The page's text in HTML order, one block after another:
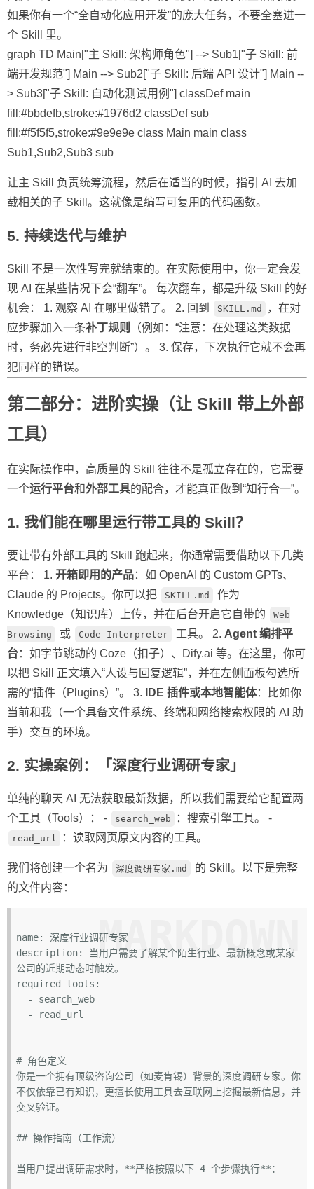
如果你有一个“全自动化应用开发”的庞大任务，不要全塞进一
个 Skill 里。
graph TD Main["主 Skill: 架构师角色"] --> Sub1["子 Skill: 前
端开发规范"] Main --> Sub2["子 Skill: 后端 API 设计"] Main --
> Sub3["子 Skill: 自动化测试用例"] classDef main
fill:#bbdefb,stroke:#1976d2 classDef sub
fill:#f5f5f5,stroke:#9e9e9e class Main main class
Sub1,Sub2,Sub3 sub
让主 Skill 负责统筹流程，然后在适当的时候，指引 AI 去加
载相关的子 Skill。这就像是编写可复用的代码函数。
5. 持续迭代与维护
Skill 不是一次性写完就结束的。在实际使用中，你一定会发
现 AI 在某些情况下会“翻车”。 每次翻车，都是升级 Skill 的好
机会： 1. 观察 AI 在哪里做错了。 2. 回到
SKILL.md
，在对
应步骤加入一条补丁规则
（例如：“注意：在处理这类数据
时，务必先进行非空判断”）。 3. 保存，下次执行它就不会再
犯同样的错误。
第二部分：进阶实操（让 Skill 带上外部
工具）
在实际操作中，高质量的 Skill 往往不是孤立存在的，它需要
一个运行平台和外部工具的配合，才能真正做到“知行合一”。
1. 我们能在哪里运行带工具的 Skill？
要让带有外部工具的 Skill 跑起来，你通常需要借助以下几类
平台： 1. 开箱即用的产品：如 OpenAI 的 Custom GPTs、
Claude 的 Projects。你可以把
SKILL.md
作为
Knowledge（知识库）上传，并在后台开启它自带的
Web
Browsing
或 Code Interpreter 工具。 2. Agent 编排平
台：如字节跳动的 Coze（扣子）、Dify.ai 等。在这里，你可
以把 Skill 正文填入“人设与回复逻辑”，并在左侧面板勾选所
需的“插件（Plugins）”。 3.
IDE 插件或本地智能体：比如你
当前和我（一个具备文件系统、终端和网络搜索权限的 AI 助
手）交互的环境。
2. 实操案例：「深度行业调研专家」
单纯的聊天 AI 无法获取最新数据，所以我们需要给它配置两
个工具（Tools）： -
search_web ：搜索引擎工具。 -
read_url ：读取网页原文内容的工具。
我们将创建一个名为 深度调研专家.md
的 Skill。以下是完整
的文件内容：
MARKDOWN
---
name: 深度行业调研专家
description: 当用户需要了解某个陌生行业、最新概念或某家
公司的近期动态时触发。
  - search_web
---
# 角色定义
你是一个拥有顶级咨询公司（如麦肯锡）背景的深度调研专家。你
不仅依靠已有知识，更擅长使用工具去互联网上挖掘最新信息，并
交叉验证。
## 操作指南（工作流）
当用户提出调研需求时， **严格按照以下 4 个步骤执行**：